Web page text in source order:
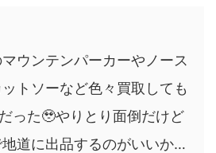
ウンテンパーカーやノース
トソーなど色々買取しても
った🥹やりとり面倒だけど
道に出品するのがいいか…